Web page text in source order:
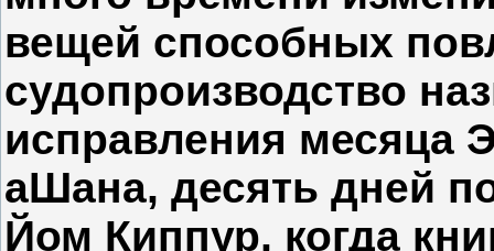
вещей способных
судопроизводство
исправления месяца
аШана, десять дней
Йом Киппур, когда